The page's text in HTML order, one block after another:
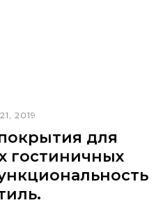
2019
для
гостиничных